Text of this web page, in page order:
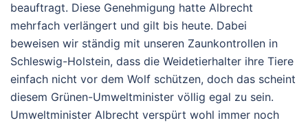
beauftragt. Diese Genehmigung hatte Albrecht
mehrfach verlängert und gilt bis heute. Dabei
beweisen wir ständig mit unseren Zaunkontrollen in
Schleswig-Holstein, dass die Weidetierhalter ihre Tiere
einfach nicht vor dem Wolf schützen, doch das scheint
diesem Grünen-Umweltminister völlig egal zu sein.
Umweltminister Albrecht verspürt wohl immer noch